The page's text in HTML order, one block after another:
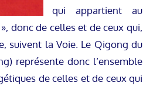
qui appartient au
donc de celles et de ceux qui,
suivent la Voie. Le Qigong du
représente donc l’ensemble
de celles et de ceux qui